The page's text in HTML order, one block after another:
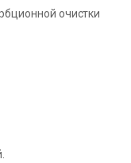
очистки